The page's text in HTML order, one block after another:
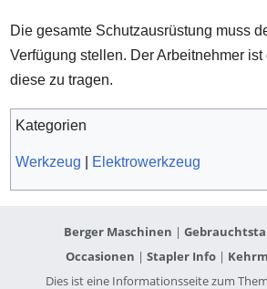
Die gesamte Schutzausrüstung muss
Verfügung stellen. Der Arbeitnehmer ist
diese zu tragen.
Kategorien
Werkzeug Elektrowerkzeug
Berger Maschinen |
Occasionen |Stapler Info |
Dies ist eine Informationsseite zum